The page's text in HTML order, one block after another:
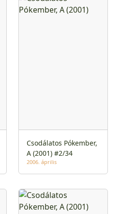
Csodálatos Pókember,
A (2001) #2/34
2006. április